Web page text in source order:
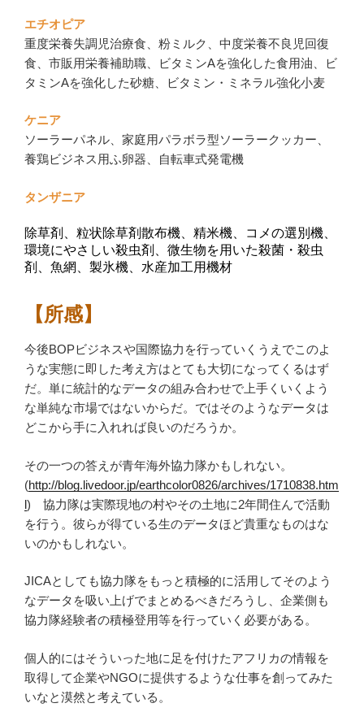
エチオピア
重度栄養失調児治療食、粉ミルク、中度栄養不良児回復
食、市販用栄養補助職、ビタミンAを強化した食用油、ビ
タミンAを強化した砂糖、ビタミン・ミネラル強化小麦
ケニア
ソーラーパネル、家庭用パラボラ型ソーラークッカー、
養鶏ビジネス用ふ卵器、自転車式発電機
タンザニア
除草剤、粒状除草剤散布機、精米機、コメの選別機、
環境にやさしい殺虫剤、微生物を用いた殺菌・殺虫
剤、魚網、製氷機、水産加工用機材
【所感】
今後BOPビジネスや国際協力を行っていくうえでこのよ
うな実態に即した考え方はとても大切になってくるはず
だ。単に統計的なデータの組み合わせで上手くいくよう
な単純な市場ではないからだ。ではそのようなデータは
どこから手に入れれば良いのだろうか。
その一つの答えが青年海外協力隊かもしれない。
(http://blog.livedoor.jp/earthcolor0826/archives/1710838.htm
l) 協力隊は実際現地の村やその土地に2年間住んで活動
を行う。彼らが得ている生のデータほど貴重なものはな
いのかもしれない。
JICAとしても協力隊をもっと積極的に活用してそのよう
なデータを吸い上げでまとめるべきだろうし、企業側も
協力隊経験者の積極登用等を行っていく必要がある。
個人的にはそういった地に足を付けたアフリカの情報を
取得して企業やNGOに提供するような仕事を創ってみた
いなと漠然と考えている。